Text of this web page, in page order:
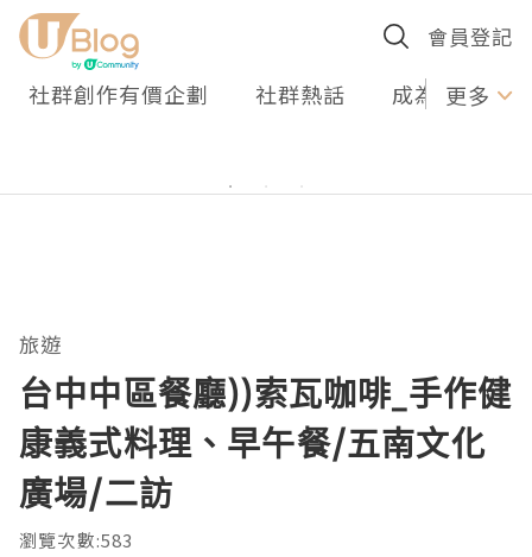
會員登記
社群創作有價企劃 社群熱話 成為U更多
旅遊
台中中區餐廳))索瓦咖啡_手作健
康義式料理、早午餐/五南文化
廣場/二訪
瀏覽次數:583